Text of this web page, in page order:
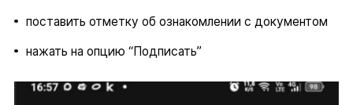
поставить отметку об ознакомлении с документом
нажать на опцию “Подписать”